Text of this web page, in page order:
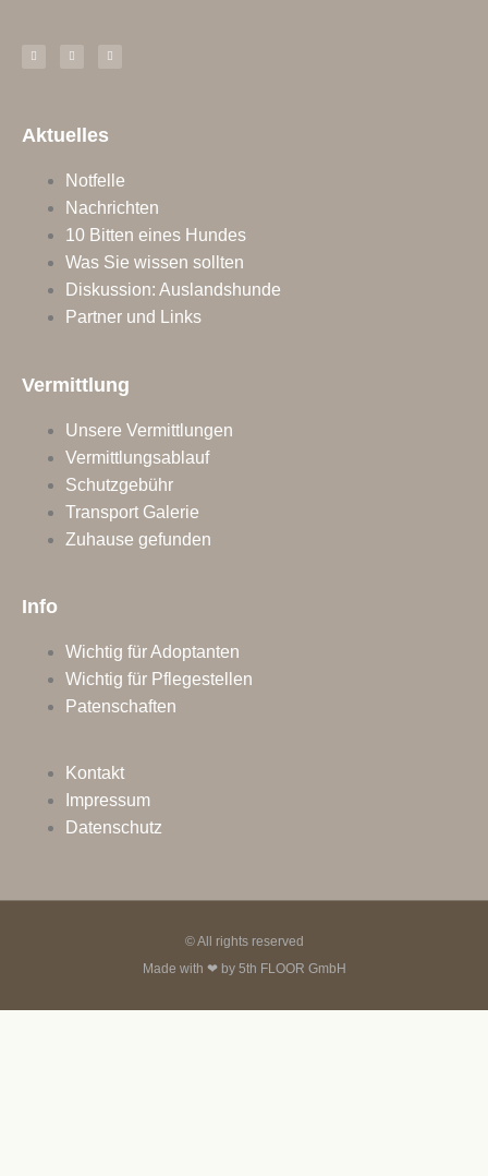
Aktuelles
Notfelle
Nachrichten
10 Bitten eines Hundes
Was Sie wissen sollten
Diskussion: Auslandshunde
Partner und Links
Vermittlung
Unsere Vermittlungen
Vermittlungsablauf
Schutzgebühr
Transport Galerie
Zuhause gefunden
Info
Wichtig für Adoptanten
Wichtig für Pflegestellen
Patenschaften
Kontakt
Impressum
Datenschutz
© All rights reserved
Made with ❤ by 5th FLOOR GmbH